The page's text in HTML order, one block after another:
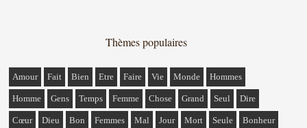
Thèmes populaires
Amour Fait Bien Etre Faire Vie Monde Hommes
Homme Gens Temps Femme Chose Grand Seul Dire
Cœur Dieu Bon Femmes Mal Jour Mort Seule Bonheur